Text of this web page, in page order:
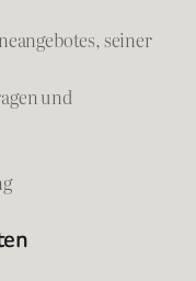
seiner
und